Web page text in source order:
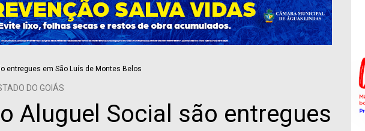
DO GOIÁS
Aluguel Social são entregues